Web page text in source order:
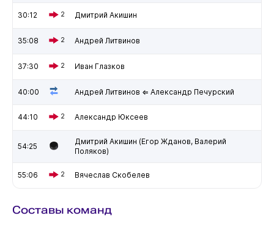
30:12 2 Дмитрий Акишин
35:08 2 Андрей Литвинов
37:30 2 Иван Глазков
40:00 Андрей Литвинов ⇐ Александр Печурский
44:10 2 Александр Юксеев
54:25
Дмитрий Акишин (Егор Жданов, Валерий
Поляков)
55:06 2 Вячеслав Скобелев
Составы команд